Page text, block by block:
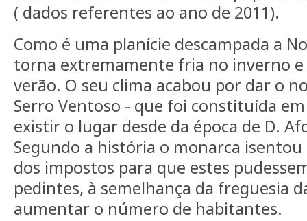
( dados referentes ao ano de 2011).
Como é uma planície descampada a
torna extremamente fria no inverno
verão. O seu clima acabou por dar o
Serro Ventoso - que foi constituída
existir o lugar desde da época de D.
Segundo a história o monarca isentou
dos impostos para que estes
pedintes, à semelhança da freguesia
aumentar o número de habitantes.